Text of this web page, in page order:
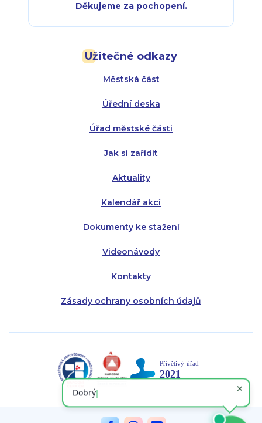
Užitečné odkazy
Městská část
Úřední deska
Úřad městské části
Jak si zařídit
Aktuality
Kalendář akcí
Dokumenty ke stažení
Videonávody
Kontakty
Zásady ochrany osobních údajů
Děkujeme za pochopení.
Úterý:
Středa:
Čtvrtek:
Pátek:
Úterý:
Středa:
Čtvrtek: